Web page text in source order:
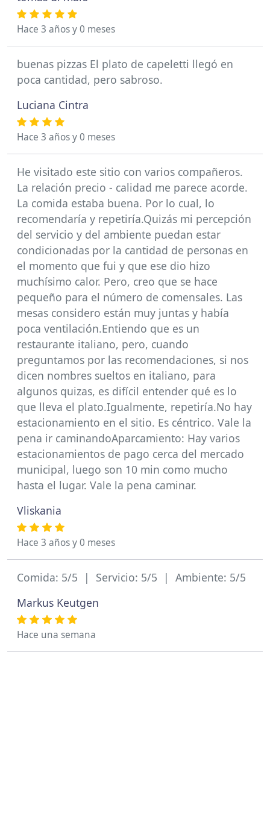
Hace 3 años y 0 meses
buenas pizzas El plato de capeletti llegó en
poca cantidad, pero sabroso.
Luciana Cintra
Hace 3 años y 0 meses
He visitado este sitio con varios compañeros.
La relación precio - calidad me parece acorde.
La comida estaba buena. Por lo cual, lo
recomendaría y repetiría.Quizás mi percepción
del servicio y del ambiente puedan estar
condicionadas por la cantidad de personas en
el momento que fui y que ese dio hizo
muchísimo calor. Pero, creo que se hace
pequeño para el número de comensales. Las
mesas considero están muy juntas y había
poca ventilación.Entiendo que es un
restaurante italiano, pero, cuando
preguntamos por las recomendaciones, si nos
dicen nombres sueltos en italiano, para
algunos quizas, es difícil entender qué es lo
que lleva el plato.Igualmente, repetiría.No hay
estacionamiento en el sitio. Es céntrico. Vale la
pena ir caminandoAparcamiento: Hay varios
estacionamientos de pago cerca del mercado
municipal, luego son 10 min como mucho
hasta el lugar. Vale la pena caminar.
Vliskania
Hace 3 años y 0 meses
Comida: 5/5 | Servicio: 5/5 | Ambiente: 5/5
Markus Keutgen
Hace una semana